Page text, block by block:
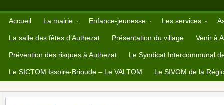
Accueil La mairie Enfance-jeunesse Les services
La salle des fêtes d’Authezat Présentation du village Venir à
Prévention des risques à Authezat Le Syndicat Intercommunal
Le SICTOM Issoire-Brioude – Le VALTOM Le SIVOM de la